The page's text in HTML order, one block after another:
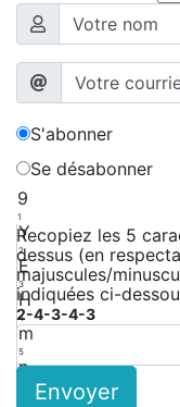
S'abonner
Se désabonner
9
1
Y
2
E
3
H
4
m
5
n
Recopiez les 5
dessus (en
majuscules/
indiquées ci-
2-4-3-4-3
Envoyer